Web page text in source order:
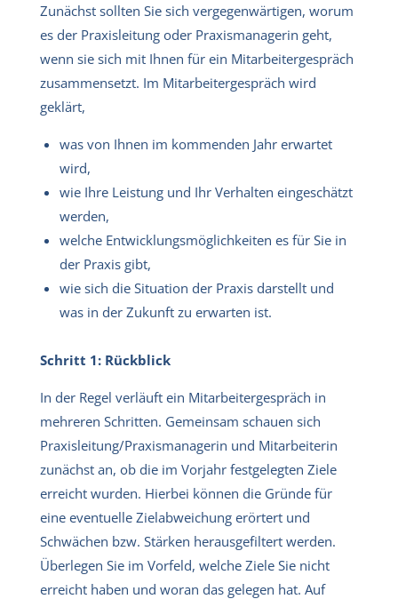
Zunächst sollten Sie sich vergegenwärtigen, worum
es der Praxisleitung oder Praxismanagerin geht,
wenn sie sich mit Ihnen für ein Mitarbeitergespräch
zusammensetzt. Im Mitarbeitergespräch wird
geklärt,
was von Ihnen im kommenden Jahr erwartet
wird,
wie Ihre Leistung und Ihr Verhalten eingeschätzt
werden,
welche Entwicklungsmöglichkeiten es für Sie in
der Praxis gibt,
wie sich die Situation der Praxis darstellt und
was in der Zukunft zu erwarten ist.
Schritt 1: Rückblick
In der Regel verläuft ein Mitarbeitergespräch in
mehreren Schritten. Gemeinsam schauen sich
Praxisleitung/Praxismanagerin und Mitarbeiterin
zunächst an, ob die im Vorjahr festgelegten Ziele
erreicht wurden. Hierbei können die Gründe für
eine eventuelle Zielabweichung erörtert und
Schwächen bzw. Stärken herausgefiltert werden.
Überlegen Sie im Vorfeld, welche Ziele Sie nicht
erreicht haben und woran das gelegen hat. Auf